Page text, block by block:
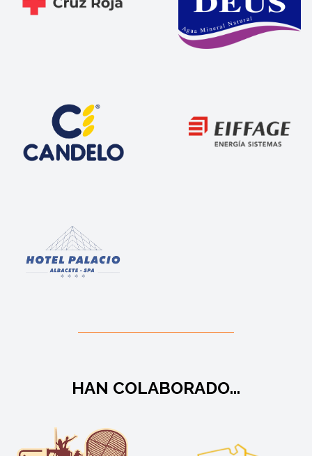
HAN COLABORADO...